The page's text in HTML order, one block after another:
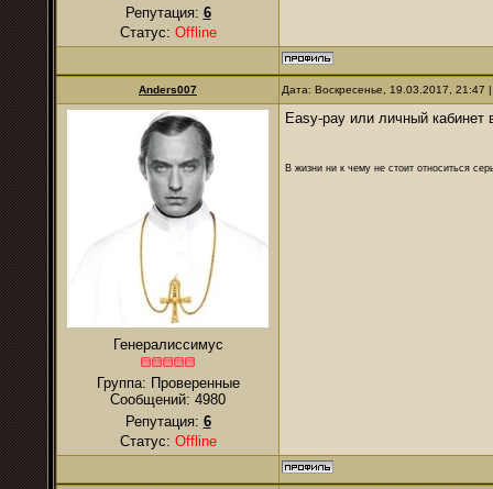
Репутация: 6
Статус: Offline
Anders007 Дата: Воскресенье, 19.03.2017,
Генералиссимус
Группа: Проверенные
Сообщений: 4980
Репутация: 6
Статус: Offline
Easy-pay или личный кабинет
В жизни ни к чему не стоит относиться